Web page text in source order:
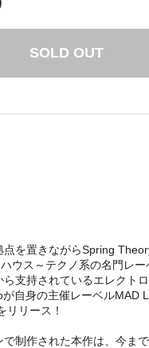
SOLD OUT
点を置きながらSpring
ウス～テクノ系の名門レー
ら支持されているエレクト
自身の主催レーベルMAD
リリース！
で制作された本作は、今ま